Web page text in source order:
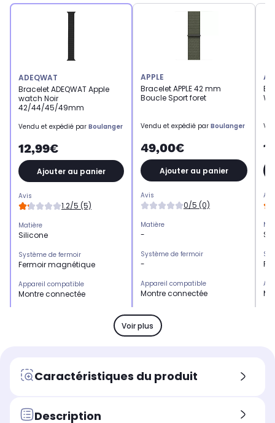
ADEQWAT
Bracelet ADEQWAT Apple
watch Noir
42/44/45/49mm
Vendu et expédié par Boulanger
12,99€
Ajouter au panier
Avis
1.2/5 (5)
Matière
Silicone
Système de fermoir
Fermoir magnétique
Appareil compatible
Montre connectée
Modèle compatible 2
APPLE Watch Series 4
APPLE Watch Series 5
APPLE
Bracelet APPLE 42 mm
Boucle Sport foret
Vendu et expédié par Boulanger
49,00€
Ajouter au panier
Avis
0/5 (0)
Matière
-
Système de fermoir
-
Appareil compatible
Montre connectée
Marque compatible
Apple
Modèle compatible 2
-
Voir plus
Caractéristiques du produit
Description